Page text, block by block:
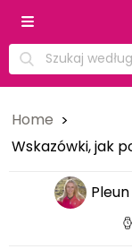
Home
Wskazówki, jak